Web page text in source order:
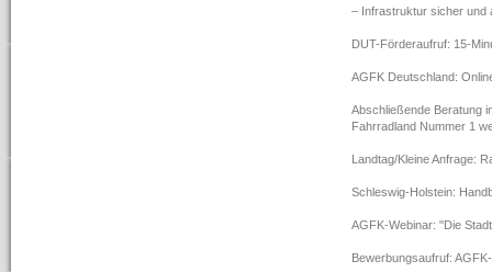
– Infrastruktur sicher und
DUT-Förderaufruf: 15-
AGFK Deutschland:
Abschließende Beratung
Fahrradland Nummer 1
Landtag/Kleine Anfrage:
Schleswig-Holstein:
AGFK-Webinar: "Die
Bewerbungsaufruf: